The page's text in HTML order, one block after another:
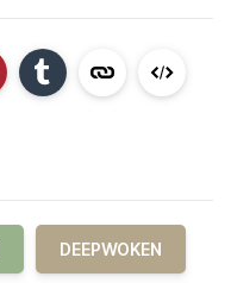
DEEPWOKEN